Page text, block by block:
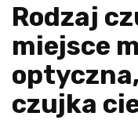
Rodzaj
miejsce
czujka